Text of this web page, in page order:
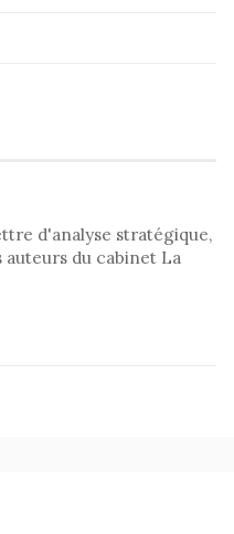
d'analyse stratégique,
du cabinet La